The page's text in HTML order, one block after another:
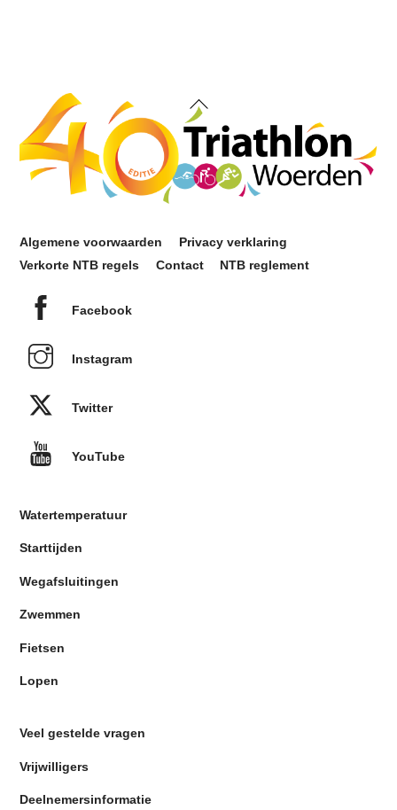
Back
To
Top
Algemene voorwaarden
Privacy verklaring
Verkorte NTB regels
Contact NTB reglement
Facebook
Instagram
Twitter
YouTube
Watertemperatuur
Starttijden
Wegafsluitingen
Zwemmen
Fietsen
Lopen
Veel gestelde vragen
Vrijwilligers
Deelnemersinformatie